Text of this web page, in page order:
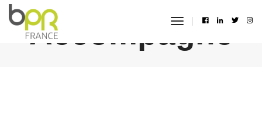
toggle
Accompagné